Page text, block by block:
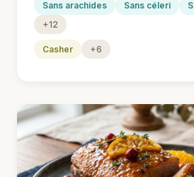
Sans arachides Sans céleri
+12
Casher +6